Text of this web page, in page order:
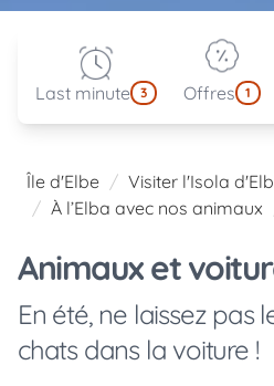
Last minute 3 Offres 1
Île d'Elbe Visiter l'Isola
À l’Elba avec nos animaux
Animaux et
En été, ne laissez pas
chats dans la voiture !